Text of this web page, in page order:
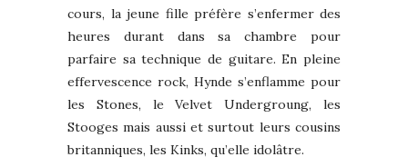
cours, la jeune fille préfère s’enfermer des
heures durant dans sa chambre pour
parfaire sa technique de guitare. En pleine
effervescence rock, Hynde s’enflamme pour
les Stones, le Velvet Undergroung, les
Stooges mais aussi et surtout leurs cousins
britanniques, les Kinks, qu’elle idolâtre.